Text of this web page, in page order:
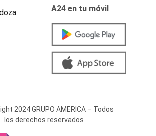
A24 en tu móvil
2024 GRUPO AMERICA – Todos
los derechos reservados